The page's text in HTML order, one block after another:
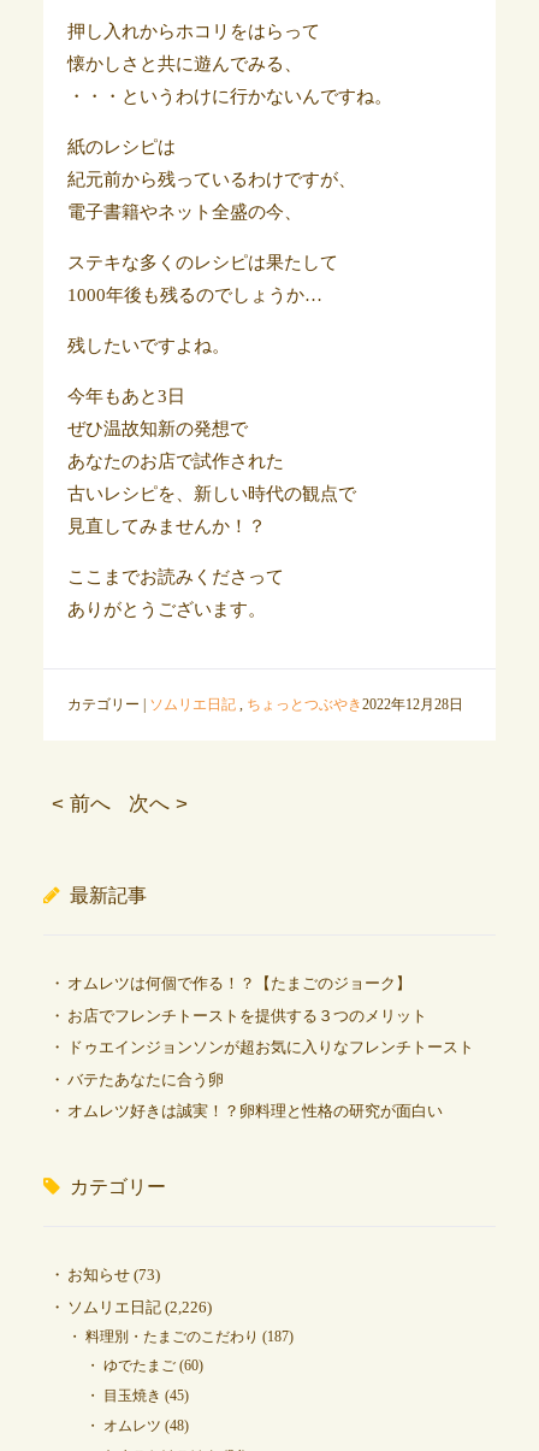
押し入れからホコリをはらって
懐かしさと共に遊んでみる、
・・・というわけに行かないんですね。
紙のレシピは
紀元前から残っているわけですが、
電子書籍やネット全盛の今、
ステキな多くのレシピは果たして
1000年後も残るのでしょうか…
残したいですよね。
今年もあと3日
ぜひ温故知新の発想で
あなたのお店で試作された
古いレシピを、新しい時代の観点で
見直してみませんか！？
ここまでお読みくださって
ありがとうございます。
カテゴリー | ソムリエ日記, ちょっとつぶやき2022年12月28日
< 前へ 次へ >
最新記事
オムレツは何個で作る！？【たまごのジョーク】
お店でフレンチトーストを提供する３つのメリット
ドゥエインジョンソンが超お気に入りなフレンチトースト
バテたあなたに合う卵
オムレツ好きは誠実！？卵料理と性格の研究が面白い
カテゴリー
お知らせ(73)
ソムリエ日記(2,226)
料理別・たまごのこだわり (187)
ゆでたまご(60)
目玉焼き (45)
オムレツ (48)